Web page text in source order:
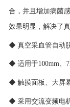
合，并且增加病菌
效果明显，解决了
◆ 真空采血管自动
◆ 适用于100mm、
◆ 触摸面板、大屏
◆ 采用交流变频电